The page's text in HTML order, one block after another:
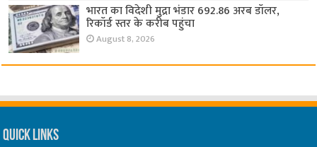
भारत का विदेशी मुद्रा भंडार 692.86 अरब डॉलर,
रिकॉर्ड स्तर के करीब पहुंचा
August 8, 2026
Quick Links